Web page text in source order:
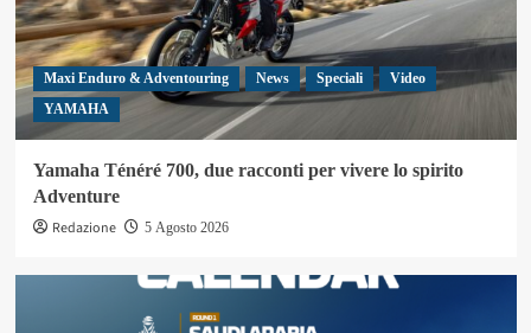
Maxi Enduro & Adventouring News Speciali
Video
YAMAHA
Yamaha Ténéré 700, due racconti per vivere lo spirito
Adventure
Redazione
5 Agosto 2026